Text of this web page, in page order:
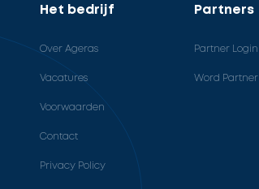
Het bedrijf
Over Ageras
Vacatures
Voorwaarden
Contact
Privacy Policy
Partners
Partner Login
Word Partner